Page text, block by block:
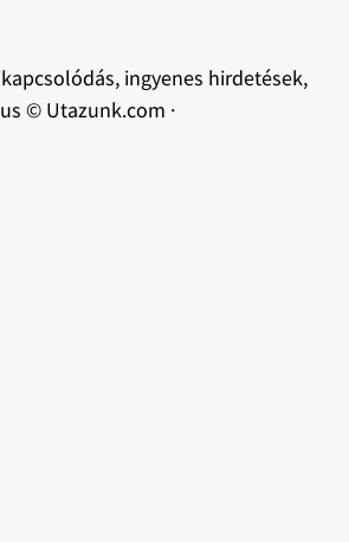
ingyenes hirdetések,
© Utazunk.com ·